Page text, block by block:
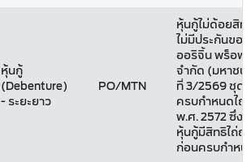
หุ้นกู้
(Debenture)
- ระยะยาว
PO/MTN
หุ้นกู้ไม่ด้อยสิท
ไม่มีประกันขอ
ออริจิ้น พร็อพ
จำกัด (มหาชน
ที่ 3/2569 ชุด
ครบกำหนดไถ่
พ.ศ. 2572 ซึ่ง
หุ้นกู้มีสิทธิไถ่ถ
ก่อนครบกำห